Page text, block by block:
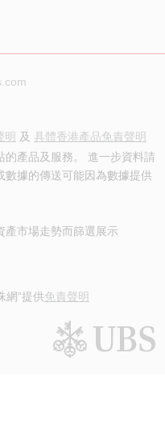
明 及 具體香港產品免責聲明
的產品及服務。 進一步資料請
據的傳送可能因為數據提供
產市場走勢而篩選展示
網”提供免責聲明